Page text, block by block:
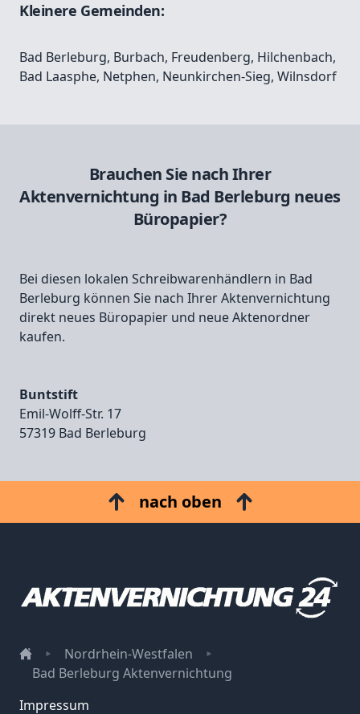
Kleinere Gemeinden:
Bad Berleburg, Burbach, Freudenberg, Hilchenbach,
Bad Laasphe, Netphen, Neunkirchen-Sieg, Wilnsdorf
Brauchen Sie nach Ihrer
Aktenvernichtung in Bad Berleburg neues
Büropapier?
Bei diesen lokalen Schreibwarenhändlern in Bad
Berleburg können Sie nach Ihrer Aktenvernichtung
direkt neues Büropapier und neue Aktenordner
kaufen.
Buntstift
Emil‑Wolff‑Str. 17
57319 Bad Berleburg
nach oben
Nordrhein-Westfalen
Bad Berleburg Aktenvernichtung
Impressum